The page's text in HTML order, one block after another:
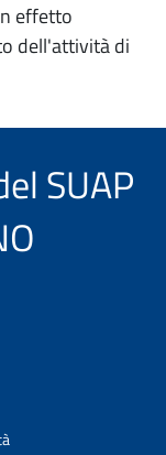
effetto
dell'attività di
SUAP